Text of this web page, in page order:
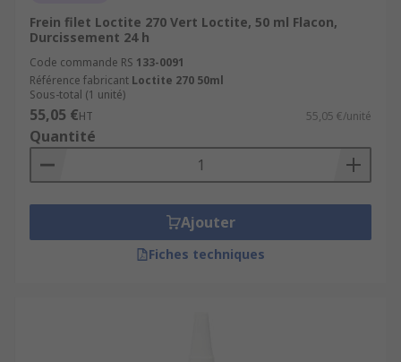
Frein filet Loctite 270 Vert Loctite, 50 ml Flacon,
Durcissement 24 h
Code commande RS 133-0091
Référence fabricant Loctite 270 50ml
Sous-total (1 unité)
55,05 €HT 55,05 €/unité
Quantité
Ajouter
Fiches techniques